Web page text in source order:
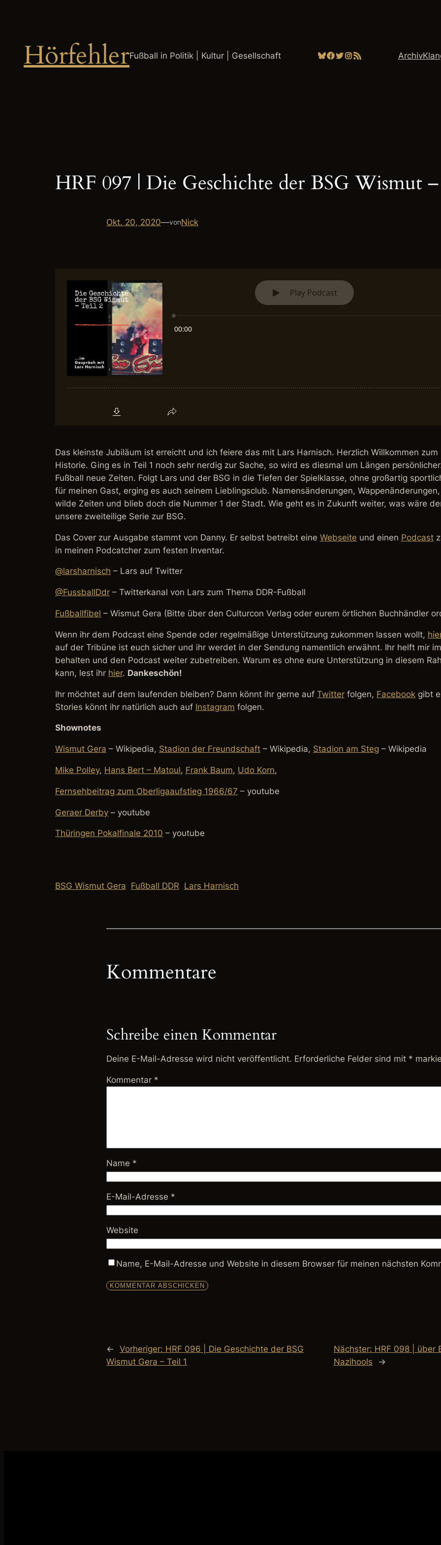
HörfehlerFußball in Politik | Kultur | Gesellschaft Bluesky
Facebook
Twitter
Instagram
RSS-Feed Archiv
HRF 097 | Die Geschichte der BSG Wismut
Okt. 20, 2020—vonNick
Das kleinste Jubiläum ist erreicht und ich feiere das mit Lars Harnisch. Herzlich Willkommen
Historie. Ging es in Teil 1 noch sehr nerdig zur Sache, so wird es diesmal um Längen
Fußball neue Zeiten. Folgt Lars und der BSG in die Tiefen der Spielklasse, ohne großartig
für meinen Gast, erging es auch seinem Lieblingsclub. Namensänderungen,
wilde Zeiten und blieb doch die Nummer 1 der Stadt. Wie geht es in Zukunft weiter, was wäre
unsere zweiteilige Serie zur BSG.
Das Cover zur Ausgabe stammt von Danny. Er selbst betreibt eine Webseite und einen Podcast
in meinen Podcatcher zum festen Inventar.
@larsharnisch – Lars auf Twitter
@FussballDdr – Twitterkanal von Lars zum Thema DDR-Fußball
Fußballfibel – Wismut Gera (Bitte über den Culturcon Verlag oder eurem örtlichen Buchhändler
Wenn ihr dem Podcast eine Spende oder regelmäßige Unterstützung zukommen lassen wollt,
auf der Tribüne ist euch sicher und ihr werdet in der Sendung namentlich erwähnt. Ihr helft mir
behalten und den Podcast weiter zubetreiben. Warum es ohne eure Unterstützung in diesem
kann, lest ihr hier. Dankeschön!
Ihr möchtet auf dem laufenden bleiben? Dann könnt ihr gerne auf Twitter folgen, Facebook gibt
Stories könnt ihr natürlich auch auf Instagram folgen.
Shownotes
Wismut Gera – Wikipedia, Stadion der Freundschaft – Wikipedia, Stadion am Steg – Wikipedia
Mike Polley, Hans Bert – Matoul, Frank Baum, Udo Korn,
Fernsehbeitrag zum Oberligaaufstieg 1966/67 – youtube
Geraer Derby – youtube
Thüringen Pokalfinale 2010 – youtube
BSG Wismut Gera Fußball DDR Lars Harnisch
Kommentare
Schreibe einen Kommentar
Deine E-Mail-Adresse wird nicht veröffentlicht. Erforderliche Felder sind mit *
Kommentar *
Name *
E-Mail-Adresse *
Website
Name, E-Mail-Adresse und Website in diesem Browser für meinen nächsten
← Vorheriger: HRF 096 | Die Geschichte der BSG
Wismut Gera – Teil 1
Nächster: HRF 098 | über
Nazihools
→